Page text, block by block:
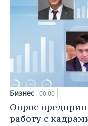
Бизнес 00:00
Опрос
работу с